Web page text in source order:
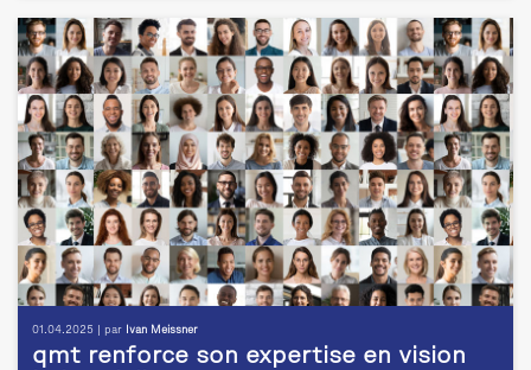
01.04.2025 | par Ivan Meissner
qmt renforce son expertise en vision